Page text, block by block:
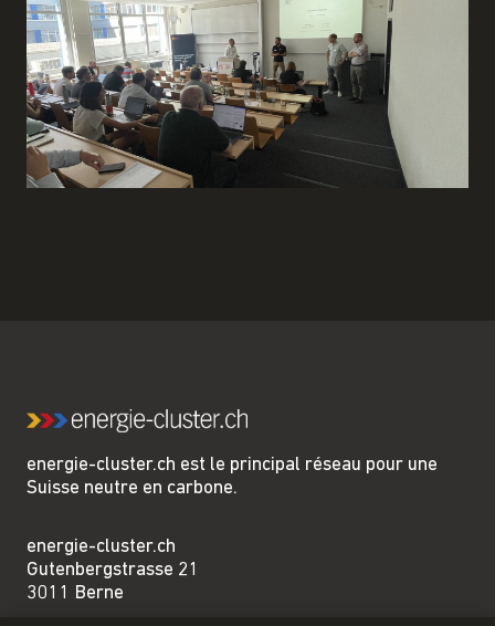
energie-cluster.ch est le principal réseau pour une
Suisse neutre en carbone.
energie-cluster.ch
Gutenbergstrasse 21
3011 Berne